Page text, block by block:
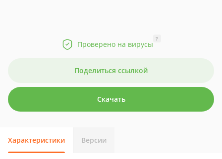
Проверено на вирусы
?
Поделиться ссылкой
Скачать
Характеристики Версии